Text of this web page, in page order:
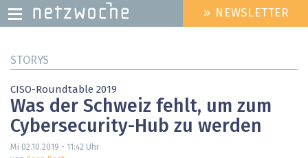
zum
HEADER
MENU
» NEWSLETTER
STORYS
CISO-Roundtable 2019
Was der Schweiz fehlt, um zum
Cybersecurity-Hub zu werden
Mi 02.10.2019 - 11:42 Uhr